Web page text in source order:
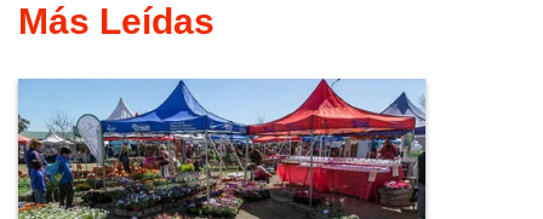
Más Leídas